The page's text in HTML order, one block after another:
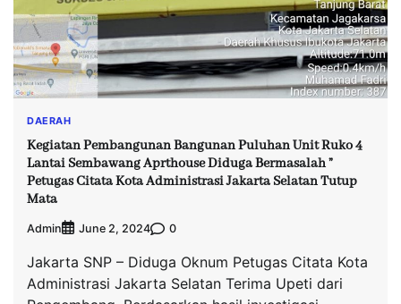
DAERAH
Kegiatan Pembangunan Bangunan Puluhan Unit Ruko 4
Lantai Sembawang Aprthouse Diduga Bermasalah ”
Petugas Citata Kota Administrasi Jakarta Selatan Tutup
Mata
Admin June 2, 2024 0
Jakarta SNP – Diduga Oknum Petugas Citata Kota
Administrasi Jakarta Selatan Terima Upeti dari